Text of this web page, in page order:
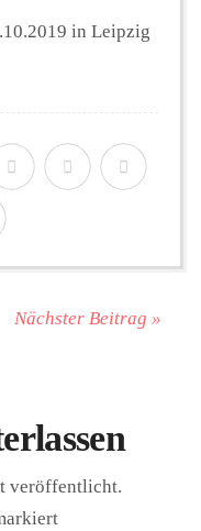
in Leipzig
Nächster Beitrag »
veröffentlicht.